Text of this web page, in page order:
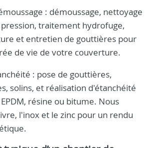
: démoussage, nettoyage
traitement hydrofuge,
et entretien de gouttières pour
de vie de votre couverture.
: pose de gouttières,
solins, et réalisation d'étanchéité
résine ou bitume. Nous
l'inox et le zinc pour un rendu